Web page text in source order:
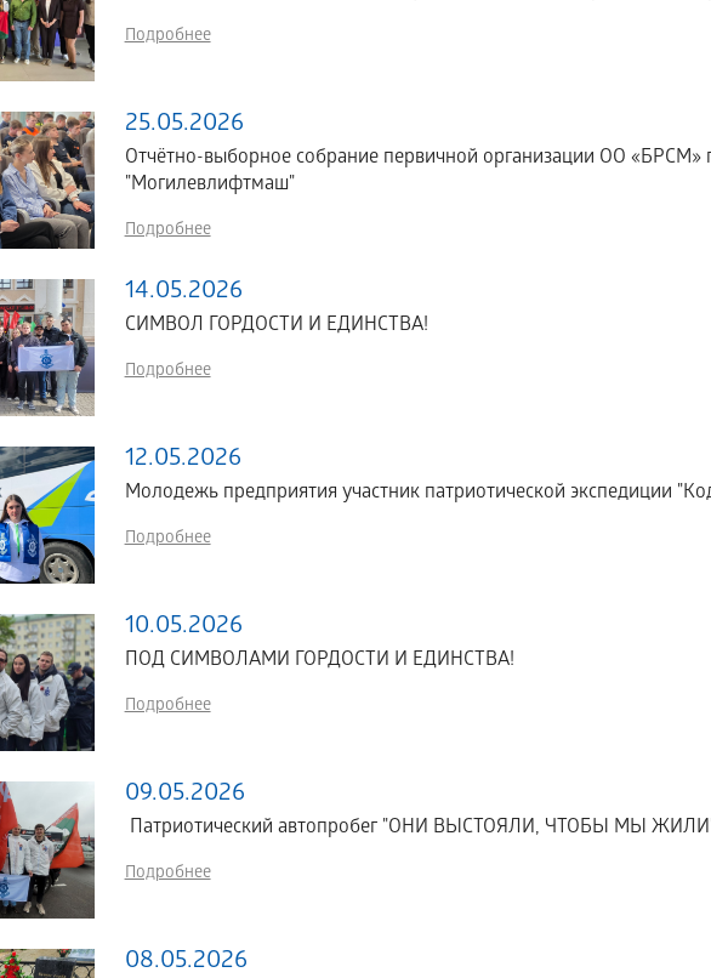
Подробнее
25.05.2026
Отчётно-выборное собрание первичной организации ОО «БРСМ»
"Могилевлифтмаш"
Подробнее
14.05.2026
СИМВОЛ ГОРДОСТИ И ЕДИНСТВА!
Подробнее
12.05.2026
Молодежь предприятия участник патриотической экспедиции
Подробнее
10.05.2026
ПОД СИМВОЛАМИ ГОРДОСТИ И ЕДИНСТВА!
Подробнее
09.05.2026
Патриотический автопробег "ОНИ ВЫСТОЯЛИ, ЧТОБЫ МЫ
Подробнее
08.05.2026